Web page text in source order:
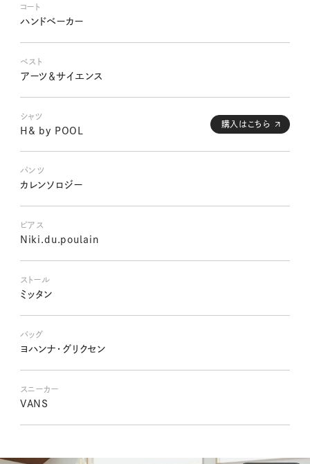
コート
ハンドベーカー
ベスト
アーツ＆サイエンス
シャツ
H& by POOL
購入はこちら
パンツ
カレンソロジー
ピアス
Niki.du.poulain
ストール
ミッタン
バッグ
ヨハンナ・グリクセン
スニーカー
VANS